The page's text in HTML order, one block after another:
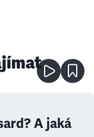
A jaká